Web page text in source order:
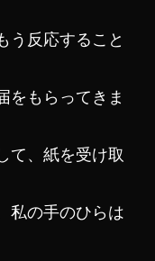
う反応すること
をもらってきま
て、紙を受け取
私の手のひらは